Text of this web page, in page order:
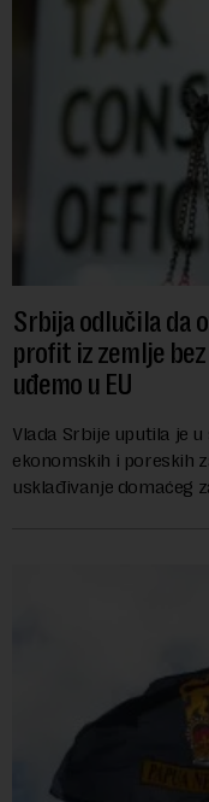
Srbija odlučila da
profit iz zemlje
uđemo u EU
Vlada Srbije uputila je
ekonomskih i poreskih
usklađivanje domaćeg